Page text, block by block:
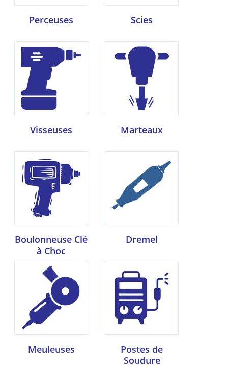
Perceuses Scies
Visseuses Marteaux
Boulonneuse Clé
à Choc
Dremel
Meuleuses
Postes de
Soudure